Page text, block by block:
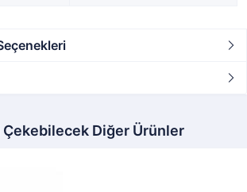
Diğer Ürünler